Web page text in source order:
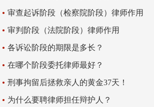
审查起诉阶段（检察院阶段）律师作用
审判阶段（法院阶段）律师作用
各诉讼阶段的期限是多长？
在哪个阶段委托律师最好？
刑事拘留后拯救亲人的黄金37天！
为什么要聘律师担任辩护人？